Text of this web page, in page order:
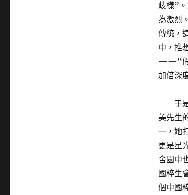
歧樣”
為激烈
傳統，
中，推
——“假
加倍深
于
美先生
一，她
更是星
舍園中
國粹生
個中國